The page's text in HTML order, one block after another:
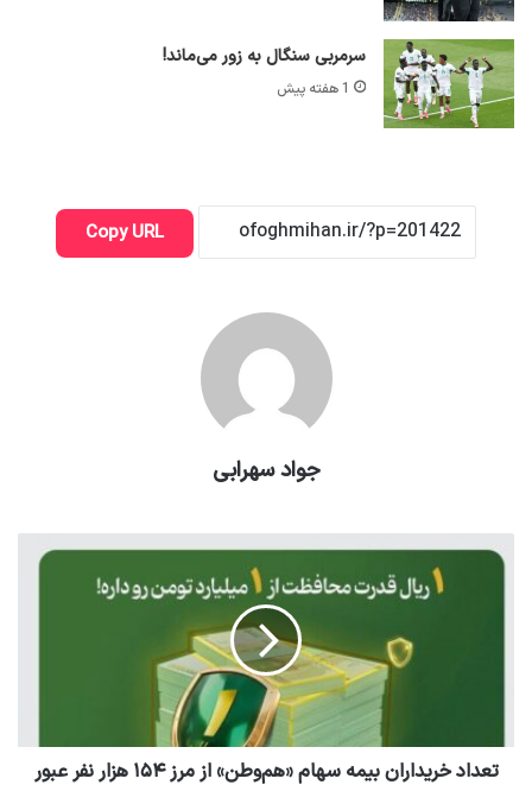
سرمربی سنگال به زور می‌ماند!
1 هفته پیش
Copy URL
جواد سهرابی
تعداد خریداران بیمه سهام «هم‌وطن» از مرز ۱۵۴ هزار نفر عبور